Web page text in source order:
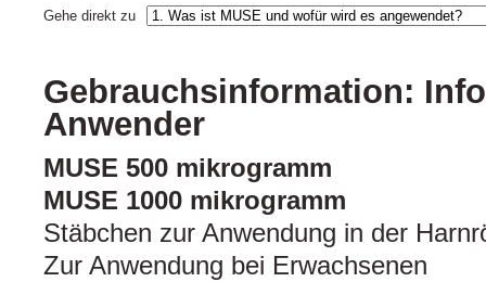
Gehe direkt zu
Gebrauchsinformation:
Anwender
MUSE 500 mikrogramm
MUSE 1000 mikrogramm
Stäbchen zur Anwendung in der
Zur Anwendung bei Erwachsenen